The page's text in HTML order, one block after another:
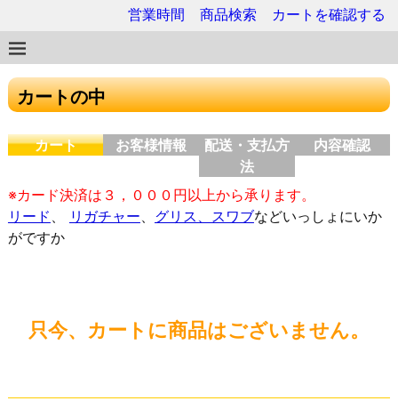
営業時間 商品検索 カートを確認する
カートの中
カート お客様情報
配送・支払方
法
内容確認
※カード決済は３，０００円以上から承ります。
リード 、 リガチャー、 グリス、スワブなどいっしょにいか
がですか
只今、カートに商品はございません。